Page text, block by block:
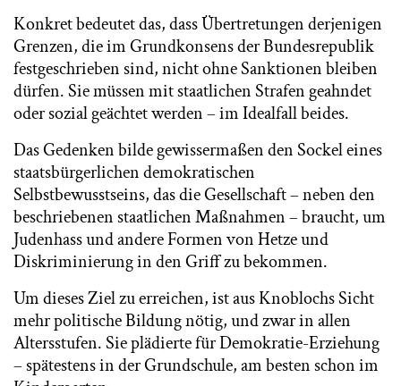
Konkret bedeutet das, dass Übertretungen derjenigen
Grenzen, die im Grundkonsens der Bundesrepublik
festgeschrieben sind, nicht ohne Sanktionen bleiben
dürfen. Sie müssen mit staatlichen Strafen geahndet
oder sozial geächtet werden – im Idealfall beides.
Das Gedenken bilde gewissermaßen den Sockel eines
staatsbürgerlichen demokratischen
Selbstbewusstseins, das die Gesellschaft – neben den
beschriebenen staatlichen Maßnahmen – braucht, um
Judenhass und andere Formen von Hetze und
Diskriminierung in den Griff zu bekommen.
Um dieses Ziel zu erreichen, ist aus Knoblochs Sicht
mehr politische Bildung nötig, und zwar in allen
Altersstufen. Sie plädierte für Demokratie-Erziehung
– spätestens in der Grundschule, am besten schon im